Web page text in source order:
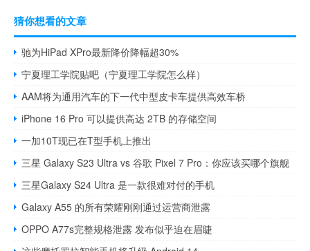
猜你想看的文章
驰为HiPad XPro最新降价降幅超30%
宁夏理工学院贴吧（宁夏理工学院怎么样）
AAM将为通用汽车的下一代中型皮卡车提供高效车桥
iPhone 16 Pro 可以提供高达 2TB 的存储空间
一加10T现已在T型手机上推出
三星 Galaxy S23 Ultra vs 谷歌 Pixel 7 Pro：你应该买哪个旗舰
三星Galaxy S24 Ultra 是一款很难对付的手机
Galaxy A55 的所有荣耀刚刚通过运营商泄露
OPPO A77s完整规格泄露 发布似乎迫在眉睫